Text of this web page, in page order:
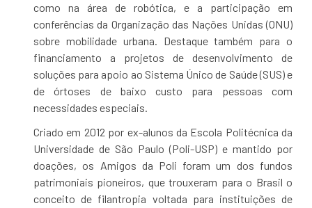
como na área de robótica, e a participação em
conferências da Organização das Nações Unidas (ONU)
sobre mobilidade urbana. Destaque também para o
financiamento a projetos de desenvolvimento de
soluções para apoio ao Sistema Único de Saúde (SUS) e
de órtoses de baixo custo para pessoas com
necessidades especiais.
Criado em 2012 por ex-alunos da Escola Politécnica da
Universidade de São Paulo (Poli-USP) e mantido por
doações, os Amigos da Poli foram um dos fundos
patrimoniais pioneiros, que trouxeram para o Brasil o
conceito de filantropia voltada para instituições de